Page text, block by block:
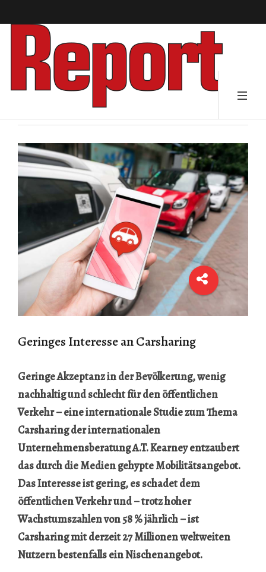
Geringes Interesse an Carsharing
Geringe Akzeptanz in der Bevölkerung, wenig
nachhaltig und schlecht für den öffentlichen
Verkehr – eine internationale Studie zum Thema
Carsharing der internationalen
Unternehmensberatung A.T. Kearney entzaubert
das durch die Medien gehypte Mobilitätsangebot.
Das Interesse ist gering, es schadet dem
öffentlichen Verkehr und – trotz hoher
Wachstumszahlen von 58 % jährlich – ist
Carsharing mit derzeit 27 Millionen weltweiten
Nutzern bestenfalls ein Nischenangebot.